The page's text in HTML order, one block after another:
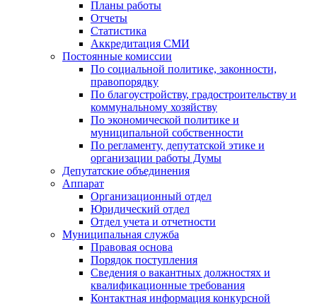
Планы работы
Отчеты
Статистика
Аккредитация СМИ
Постоянные комиссии
По социальной политике, законности,
правопорядку
По благоустройству, градостроительству и
коммунальному хозяйству
По экономической политике и
муниципальной собственности
По регламенту, депутатской этике и
организации работы Думы
Депутатские объединения
Аппарат
Организационный отдел
Юридический отдел
Отдел учета и отчетности
Муниципальная служба
Правовая основа
Порядок поступления
Сведения о вакантных должностях и
квалификационные требования
Контактная информация конкурсной